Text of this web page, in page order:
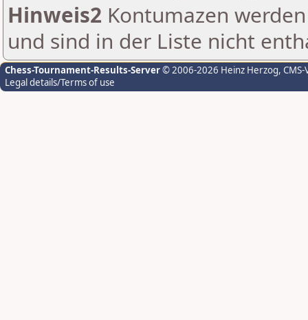
Hinweis2 Kontumazen
und sind in der Liste nicht
Chess-Tournament-Results-Server© 2006-2026 Heinz Herzog,
Legal details/Terms of use